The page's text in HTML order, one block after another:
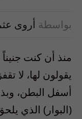
بواسطة أروى
منذ أن كنت
يقولون لها، لا
أسفل البطن،
(البوار) الذي